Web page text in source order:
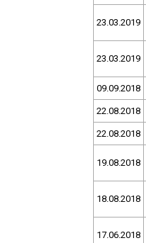
23.03.2019
23.03.2019
09.09.2018
22.08.2018
22.08.2018
19.08.2018
18.08.2018
17.06.2018